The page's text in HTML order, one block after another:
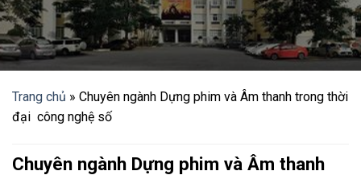
Trang chủ » Chuyên ngành Dựng phim và Âm thanh trong thời
đại công nghệ số
Chuyên ngành Dựng phim và Âm thanh